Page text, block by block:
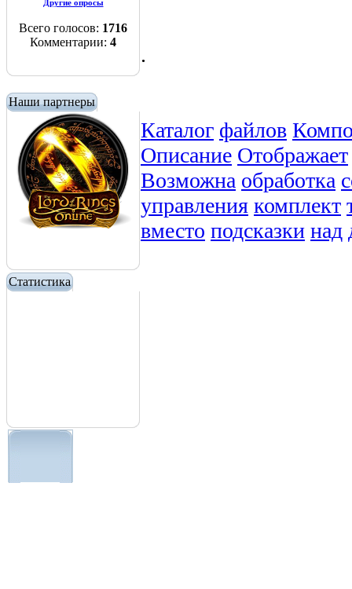
Другие опросы
Всего голосов: 1716
Комментарии: 4
Наши партнеры
Статистика
.
Каталог файлов
Описание Отображает
Возможна обработка
управления комплект
вместо подсказки над